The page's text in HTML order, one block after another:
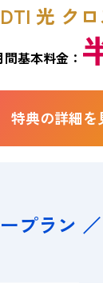
DTI 光 クロ
間基本料金：
特典の詳細を
プラン